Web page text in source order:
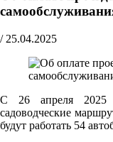
/ 25.04.2025
С 26 апреля 2025
садоводческие
будут работать 54